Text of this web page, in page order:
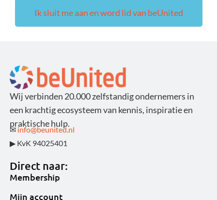
Ik sluit me aan en word lid van beUnited
Wij verbinden 20.000 zelfstandig ondernemers in
een krachtig ecosysteem van kennis, inspiratie en
praktische hulp.
✉ info@beunited.nl
▶ KvK 94025401
Direct naar:
Membership
Mijn account